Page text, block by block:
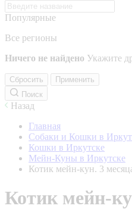
Популярные
Все регионы
Ничего не найдено Укажите
Сбросить
Применить
Поиск
Назад
Главная
Собаки и Кошки в
Кошки в Иркутске
Мейн-Куны в Иркутске
Котик мейн-кун. 3
Котик мейн-